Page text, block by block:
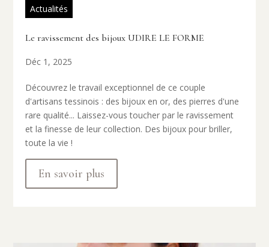
Actualités
Le ravissement des bijoux UDIRE LE FORME
Déc 1, 2025
Découvrez le travail exceptionnel de ce couple
d'artisans tessinois : des bijoux en or, des pierres d'une
rare qualité... Laissez-vous toucher par le ravissement
et la finesse de leur collection. Des bijoux pour briller,
toute la vie !
En savoir plus